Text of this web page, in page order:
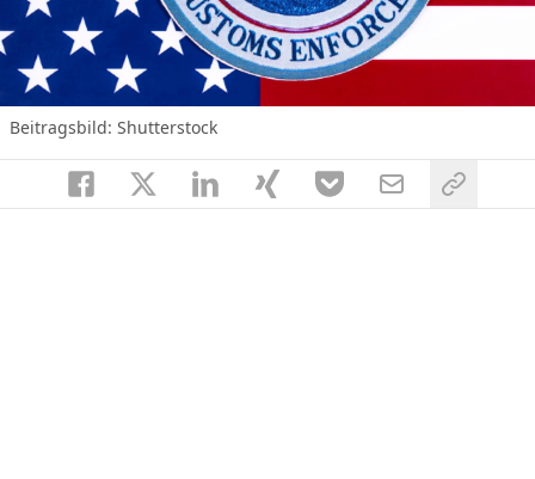
Beitragsbild: Shutterstock